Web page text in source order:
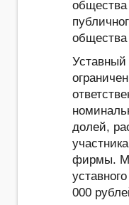
общества
общества
Уставный
долей,
фирмы.
000